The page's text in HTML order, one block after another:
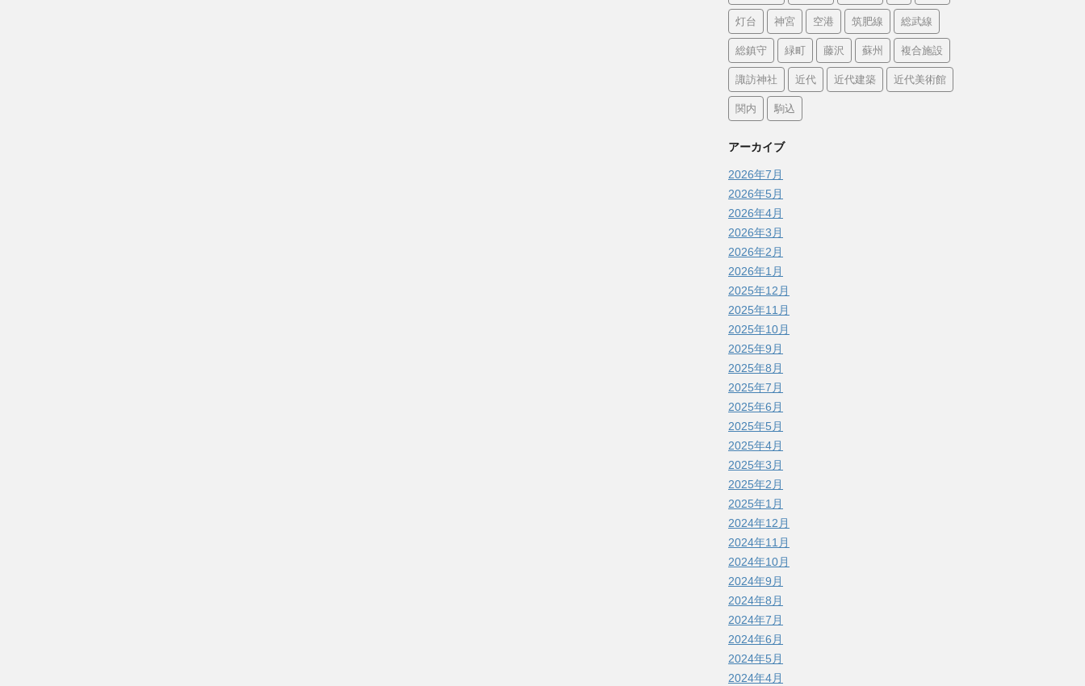
灯台 神宮 空港 筑肥線 総武線
総鎮守 緑町 藤沢 蘇州 複合施設
諏訪神社 近代 近代建築 近代美術館
関内 駒込
アーカイブ
2026年7月
2026年5月
2026年4月
2026年3月
2026年2月
2026年1月
2025年12月
2025年11月
2025年10月
2025年9月
2025年8月
2025年7月
2025年6月
2025年5月
2025年4月
2025年3月
2025年2月
2025年1月
2024年12月
2024年11月
2024年10月
2024年9月
2024年8月
2024年7月
2024年6月
2024年5月
2024年4月